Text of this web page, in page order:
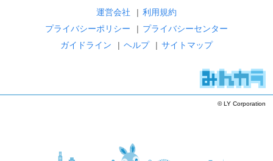
運営会社 | 利用規約
プライバシーポリシー
| プライバシーセンター
ガイドライン
| ヘルプ | サイトマップ
© LY Corporation